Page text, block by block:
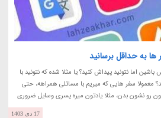
ها به حداقل برسانید
اما نتونید پیداش کنید؟ یا مثلا شده که نتونید با
معمولا سفر هایی که میریم با مسائلی همراهه، حتی
رو نشون بدن، مثلا یادتون میره یسری وسایل ضروری
17 دی 1403